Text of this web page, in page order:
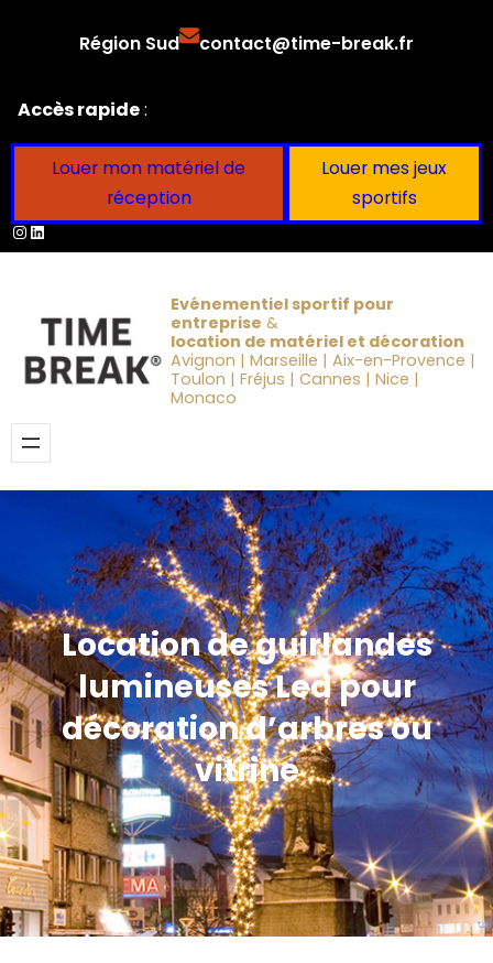
Région Sud contact@time-break.fr
Accès rapide:
Louer mon matériel de
réception
Louer mes jeux
sportifs
Instagram
LinkedIn
Evénementiel sportif pour
entreprise &
location de matériel et décoration
Avignon | Marseille | Aix-en-Provence |
Toulon | Fréjus | Cannes | Nice |
Monaco
Location de guirlandes
lumineuses Led pour
décoration d’arbres ou
vitrine